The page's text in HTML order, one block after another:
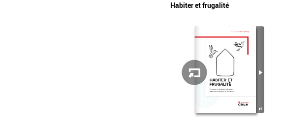
Habiter et frugalité